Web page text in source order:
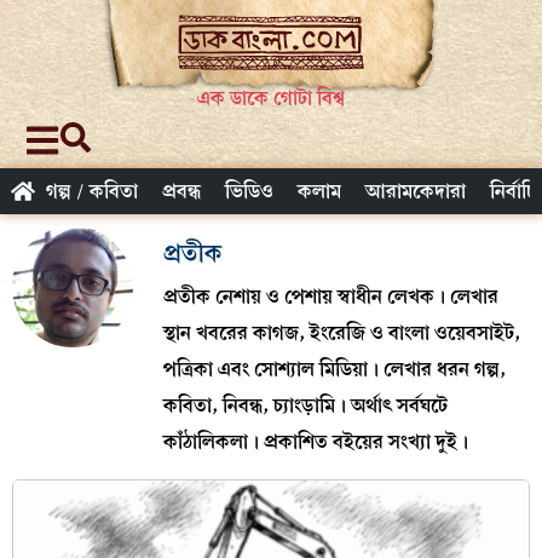
এক ডাকে গোটা বিশ্ব
গল্প / কবিতা প্রবন্ধ ভিডিও কলাম আরামকেদারা
প্রতীক
প্রতীক নেশায় ও পেশায় স্বাধীন লেখক। লেখার
স্থান খবরের কাগজ, ইংরেজি ও বাংলা ওয়েবসাইট,
পত্রিকা এবং সোশ্যাল মিডিয়া। লেখার ধরন গল্প,
কবিতা, নিবন্ধ, চ্যাংড়ামি। অর্থাৎ সর্বঘটে
কাঁঠালিকলা। প্রকাশিত বইয়ের সংখ্যা দুই।